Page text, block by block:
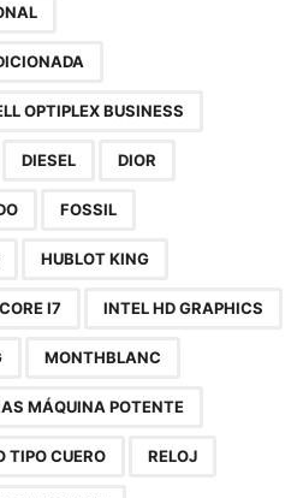
OPTIPLEX BUSINESS
DIESEL DIOR
FOSSIL
HUBLOT KING
I7 INTEL HD GRAPHICS
MONTHBLANC
MÁQUINA POTENTE
TIPO CUERO RELOJ